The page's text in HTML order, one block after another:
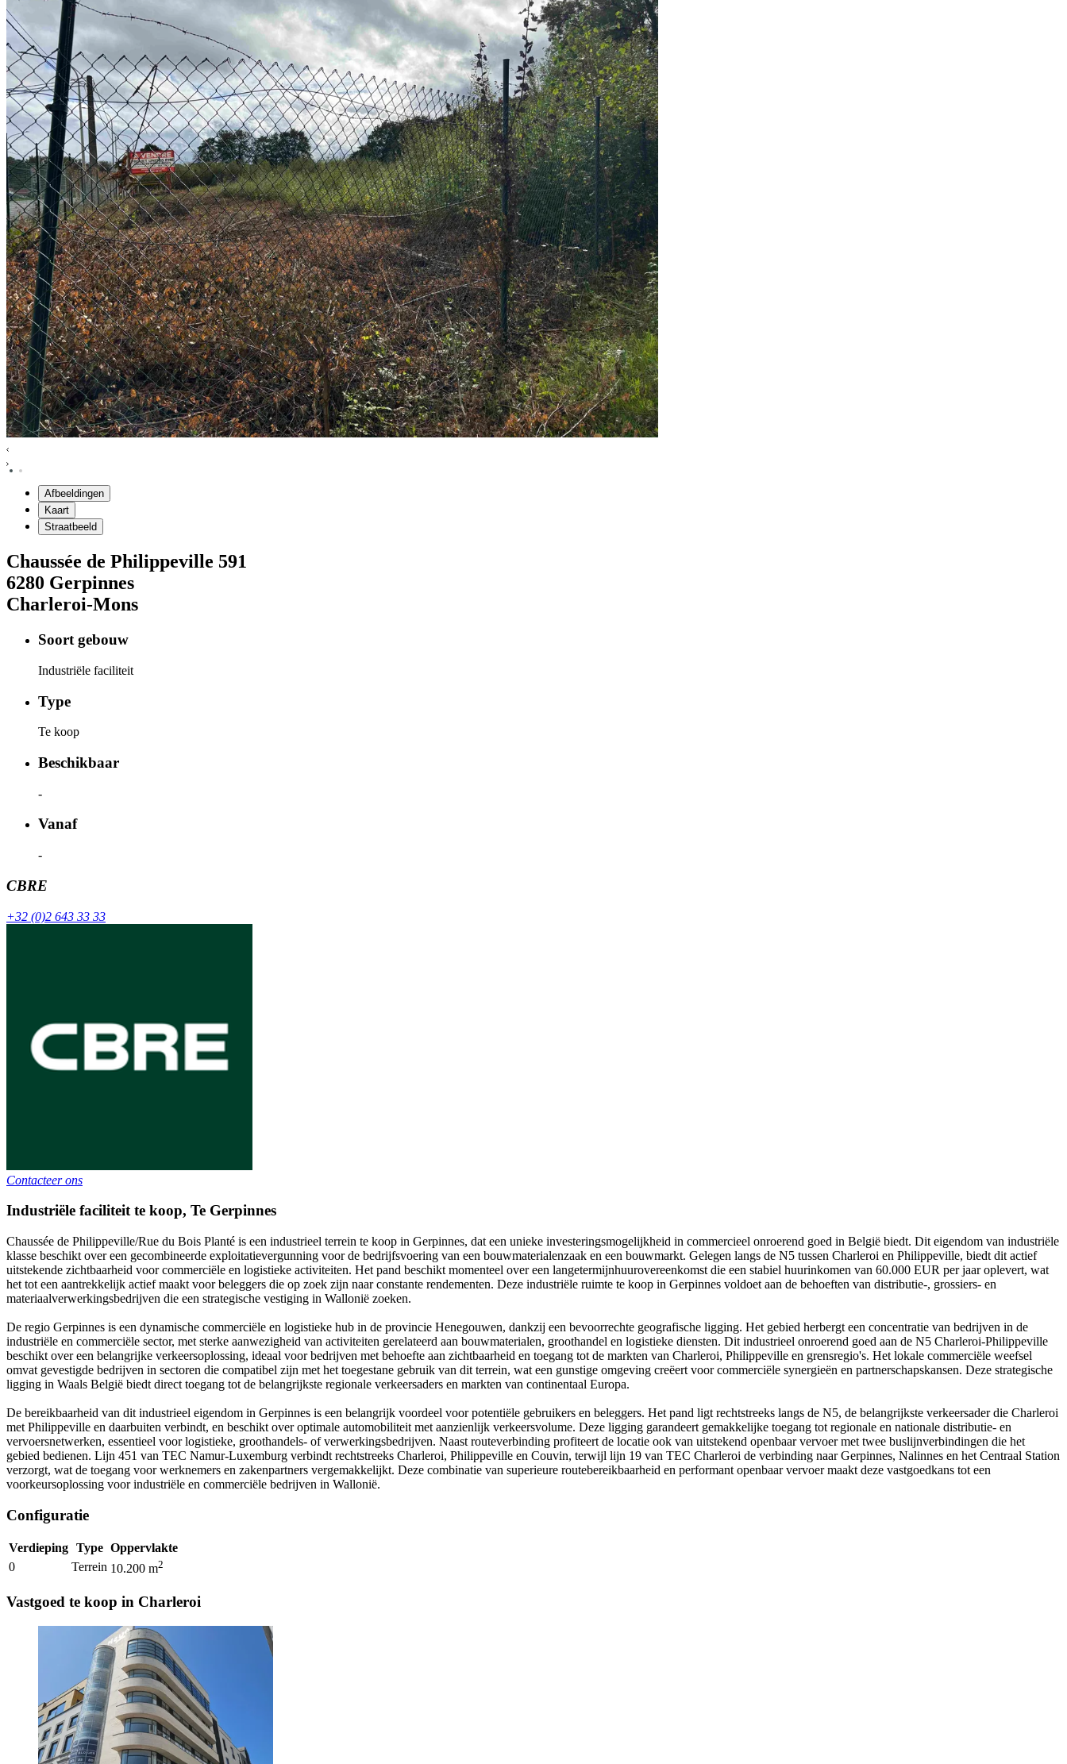
Afbeeldingen
Kaart
Straatbeeld
Chaussée de Philippeville 591
6280 Gerpinnes
Charleroi-Mons
Soort gebouw
Industriële faciliteit
Type
Te koop
Beschikbaar
-
Vanaf
-
CBRE
+32 (0)2 643 33 33
Contacteer ons
Industriële faciliteit te koop, Te Gerpinnes
Chaussée de Philippeville/Rue du Bois Planté is een industrieel terrein te koop in Gerpinnes, dat een unieke investeringsmogelijkheid in commercieel onroerend goed in België biedt. Dit eigendom van industriële
klasse beschikt over een gecombineerde exploitatievergunning voor de bedrijfsvoering van een bouwmaterialenzaak en een bouwmarkt. Gelegen langs de N5 tussen Charleroi en Philippeville, biedt dit actief
uitstekende zichtbaarheid voor commerciële en logistieke activiteiten. Het pand beschikt momenteel over een langetermijnhuurovereenkomst die een stabiel huurinkomen van 60.000 EUR per jaar oplevert, wat
het tot een aantrekkelijk actief maakt voor beleggers die op zoek zijn naar constante rendementen. Deze industriële ruimte te koop in Gerpinnes voldoet aan de behoeften van distributie-, grossiers- en
materiaalverwerkingsbedrijven die een strategische vestiging in Wallonië zoeken.
De regio Gerpinnes is een dynamische commerciële en logistieke hub in de provincie Henegouwen, dankzij een bevoorrechte geografische ligging. Het gebied herbergt een concentratie van bedrijven in de
industriële en commerciële sector, met sterke aanwezigheid van activiteiten gerelateerd aan bouwmaterialen, groothandel en logistieke diensten. Dit industrieel onroerend goed aan de N5 Charleroi-Philippeville
beschikt over een belangrijke verkeersoplossing, ideaal voor bedrijven met behoefte aan zichtbaarheid en toegang tot de markten van Charleroi, Philippeville en grensregio's. Het lokale commerciële weefsel
omvat gevestigde bedrijven in sectoren die compatibel zijn met het toegestane gebruik van dit terrein, wat een gunstige omgeving creëert voor commerciële synergieën en partnerschapskansen. Deze strategische
ligging in Waals België biedt direct toegang tot de belangrijkste regionale verkeersaders en markten van continentaal Europa.
De bereikbaarheid van dit industrieel eigendom in Gerpinnes is een belangrijk voordeel voor potentiële gebruikers en beleggers. Het pand ligt rechtstreeks langs de N5, de belangrijkste verkeersader die Charleroi
met Philippeville en daarbuiten verbindt, en beschikt over optimale automobiliteit met aanzienlijk verkeersvolume. Deze ligging garandeert gemakkelijke toegang tot regionale en nationale distributie- en
vervoersnetwerken, essentieel voor logistieke, groothandels- of verwerkingsbedrijven. Naast routeverbinding profiteert de locatie ook van uitstekend openbaar vervoer met twee buslijnverbindingen die het
gebied bedienen. Lijn 451 van TEC Namur-Luxemburg verbindt rechtstreeks Charleroi, Philippeville en Couvin, terwijl lijn 19 van TEC Charleroi de verbinding naar Gerpinnes, Nalinnes en het Centraal Station
verzorgt, wat de toegang voor werknemers en zakenpartners vergemakkelijkt. Deze combinatie van superieure routebereikbaarheid en performant openbaar vervoer maakt deze vastgoedkans tot een
voorkeursoplossing voor industriële en commerciële bedrijven in Wallonië.
Configuratie
Verdieping Type Oppervlakte
0
Terrein 10.200 m2
Vastgoed te koop in Charleroi